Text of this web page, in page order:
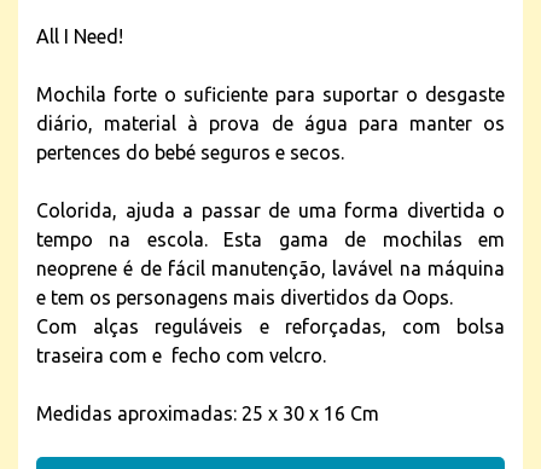
All I Need!
Mochila forte o suficiente para suportar o desgaste
diário, material à prova de água para manter os
pertences do bebé seguros e secos.
Colorida, ajuda a passar de uma forma divertida o
tempo na escola. Esta gama de mochilas em
neoprene é de fácil manutenção, lavável na máquina
e tem os personagens mais divertidos da Oops.
Com alças reguláveis e reforçadas, com bolsa
traseira com e fecho com velcro.
Medidas aproximadas: 25 x 30 x 16 Cm